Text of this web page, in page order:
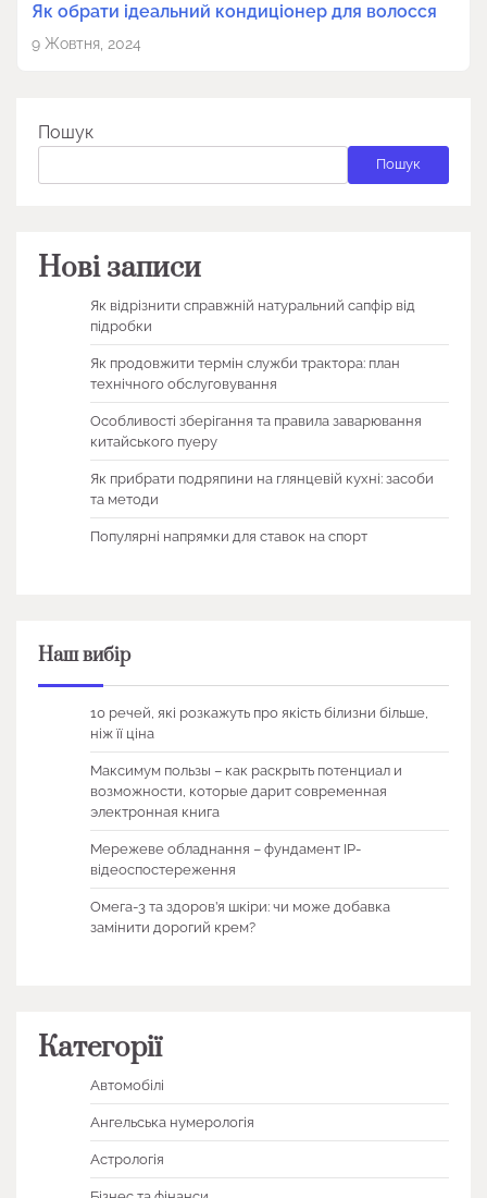
Як обрати ідеальний кондиціонер для волосся
9 Жовтня, 2024
Пошук
Пошук
Нові записи
Як відрізнити справжній натуральний сапфір від
підробки
Як продовжити термін служби трактора: план
технічного обслуговування
Особливості зберігання та правила заварювання
китайського пуеру
Як прибрати подряпини на глянцевій кухні: засоби
та методи
Популярні напрямки для ставок на спорт
Наш вибір
10 речей, які розкажуть про якість білизни більше,
ніж її ціна
Максимум пользы – как раскрыть потенциал и
возможности, которые дарит современная
электронная книга
Мережеве обладнання – фундамент IP-
відеоспостереження
Омега-3 та здоров’я шкіри: чи може добавка
замінити дорогий крем?
Категорії
Автомобілі
Ангельська нумерологія
Астрологія